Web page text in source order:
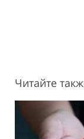
Читайте